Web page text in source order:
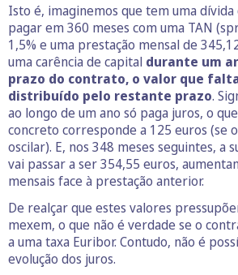
Isto é, imaginemos que tem uma
pagar em 360 meses com uma TAN
1,5% e uma prestação mensal de
uma carência de capital durante um
prazo do contrato, o valor que
distribuído pelo restante prazo.
ao longo de um ano só paga juros, o
concreto corresponde a 125 euros (se
oscilar). E, nos 348 meses seguintes, a
vai passar a ser 354,55 euros,
mensais face à prestação anterior.
De realçar que estes valores
mexem, o que não é verdade se o
a uma taxa Euribor. Contudo, não é
evolução dos juros.